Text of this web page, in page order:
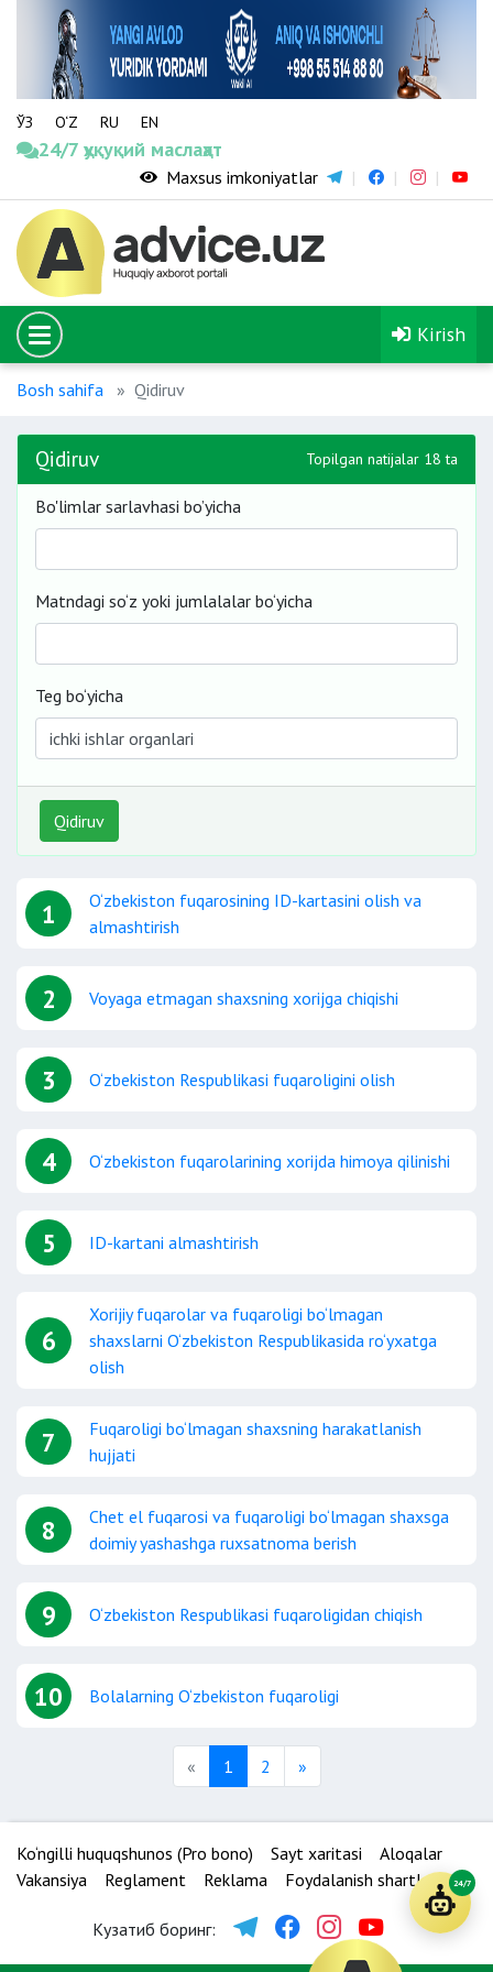
ЎЗ O‘Z RU EN
24/7 ҳуқуқий маслаҳат
Maxsus imkoniyatlar
Kirish
Bosh sahifa Qidiruv
Qidiruv Topilgan natijalar 18 ta
Bo'limlar sarlavhasi bo’yicha
Matndagi so‘z yoki jumlalalar bo‘yicha
Teg bo‘yicha
Qidiruv
1
O‘zbekiston fuqarosining ID-kartasini olish va
almashtirish
2 Voyaga etmagan shaxsning xorijga chiqishi
3 O‘zbekiston Respublikasi fuqaroligini olish
4 O‘zbekiston fuqarolarining xorijda himoya qilinishi
5 ID-kartani almashtirish
6
Xorijiy fuqarolar va fuqaroligi bo‘lmagan
shaxslarni O‘zbekiston Respublikasida ro‘yxatga
olish
7
Fuqaroligi bo‘lmagan shaxsning harakatlanish
hujjati
8
Chet el fuqarosi va fuqaroligi bo‘lmagan shaxsga
doimiy yashashga ruxsatnoma berish
9 O‘zbekiston Respublikasi fuqaroligidan chiqish
10 Bolalarning O‘zbekiston fuqaroligi
«Previous
1 2 »Next
Ko‘ngilli huquqshunos (Pro bono) Sayt xaritasi
Aloqalar
Vakansiya
Reglament Reklama Foydalanish shartlari
Кузатиб боринг:
24/7